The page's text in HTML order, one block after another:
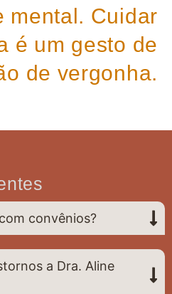
mental. Cuidar
é um gesto de
de vergonha.
convênios?
a Dra. Aline